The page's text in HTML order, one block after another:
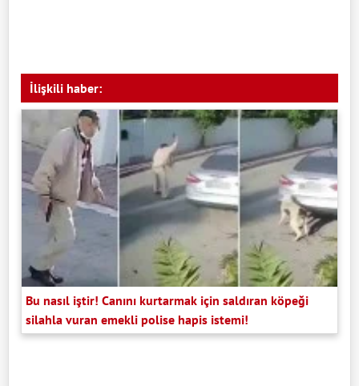
İlişkili haber:
Bu nasıl iştir! Canını kurtarmak için saldıran köpeği
silahla vuran emekli polise hapis istemi!